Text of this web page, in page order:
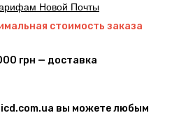
Новой Почты
стоимость заказа
грн — доставка
icd.com.ua вы можете любым